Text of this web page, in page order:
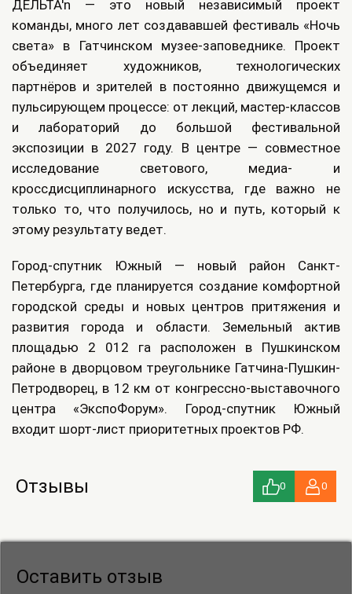
ДЕЛЬТА'n — это новый независимый проект
команды, много лет создававшей фестиваль «Ночь
света» в Гатчинском музее‑заповеднике. Проект
объединяет художников, технологических
партнёров и зрителей в постоянно движущемся и
пульсирующем процессе: от лекций, мастер‑классов
и лабораторий до большой фестивальной
экспозиции в 2027 году. В центре — совместное
исследование светового, медиа‑ и
кроссдисциплинарного искусства, где важно не
только то, что получилось, но и путь, который к
этому результату ведет.
Город-спутник Южный — новый район Санкт-
Петербурга, где планируется создание комфортной
городской среды и новых центров притяжения и
развития города и области. Земельный актив
площадью 2 012 га расположен в Пушкинском
районе в дворцовом треугольнике Гатчина-Пушкин-
Петродворец, в 12 км от конгрессно-выставочного
центра «ЭкспоФорум». Город-спутник Южный
входит шорт-лист приоритетных проектов РФ.
Отзывы 0 0
Оставить отзыв